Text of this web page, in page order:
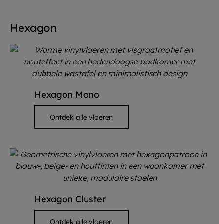
Hexagon
Hexagon Mono
Ontdek alle vloeren
Hexagon Cluster
Ontdek alle vloeren